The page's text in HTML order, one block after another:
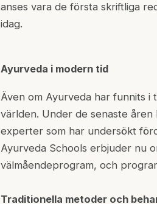
anses vara de första skriftliga
idag.
Ayurveda i modern tid
Även om Ayurveda har funnits
världen. Under de senaste
experter som har undersökt
Ayurveda Schools erbjuder nu
välmåendeprogram, och
Traditionella metoder och